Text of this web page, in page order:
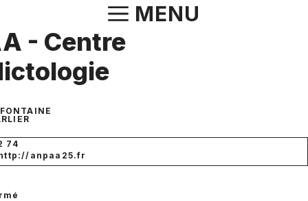
au
contenu
MENU
- Centre
74
anpaa25.fr